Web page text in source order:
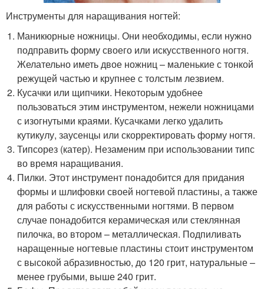
Инструменты для наращивания ногтей:
Маникюрные ножницы. Они необходимы, если нужно
подправить форму своего или искусственного ногтя.
Желательно иметь двое ножниц – маленькие с тонкой
режущей частью и крупнее с толстым лезвием.
Кусачки или щипчики. Некоторым удобнее
пользоваться этим инструментом, нежели ножницами
с изогнутыми краями. Кусачками легко удалить
кутикулу, заусенцы или скорректировать форму ногтя.
Типсорез (катер). Незаменим при использовании типс
во время наращивания.
Пилки. Этот инструмент понадобится для придания
формы и шлифовки своей ногтевой пластины, а также
для работы с искусственными ногтями. В первом
случае понадобится керамическая или стеклянная
пилочка, во втором – металлическая. Подпиливать
наращенные ногтевые пластины стоит инструментом
с высокой абразивностью, до 120 грит, натуральные –
менее грубыми, выше 240 грит.